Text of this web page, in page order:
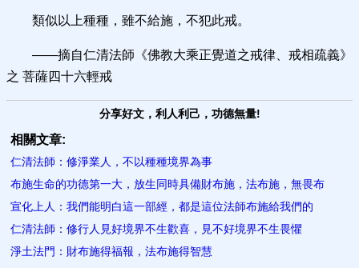
類似以上種種，雖不給施，不犯此戒。
——摘自仁清法師《佛教大乘正覺道之戒律、戒相疏義》
之 菩薩四十六輕戒
分享好文，利人利己，功德無量!
相關文章:
仁清法師：修淨業人，不以種種​境界為事
布施生命的功德第一大，放生同時具備財布施，法布施，無畏布
宣化上人：我們能明白這一部經，都是這位法師布施給我們的
仁清法師：修行人見好境界不生歡喜，見不好境界不生畏懼
淨土法門：財布施得​福報，法布施得智慧